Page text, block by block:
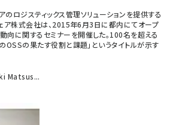
のロジスティックス管理ソリューションを提供する
ェア株式会社は、2015年6月3日に都内にてオープ
向に関するセミナーを開催した。100名を超える
OSSの果たす役割と課題」というタイトルが示す
Matsus...